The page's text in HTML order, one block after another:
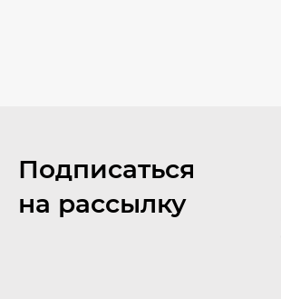
Подписаться
на рассылку